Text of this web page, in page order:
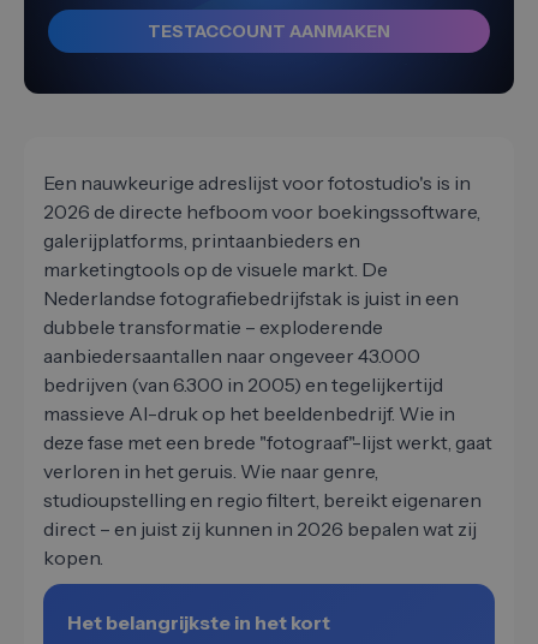
TESTACCOUNT AANMAKEN
Een nauwkeurige adreslijst voor fotostudio's is in
2026 de directe hefboom voor boekingssoftware,
galerijplatforms, printaanbieders en
marketingtools op de visuele markt. De
Nederlandse fotografiebedrijfstak is juist in een
dubbele transformatie – exploderende
aanbiedersaantallen naar ongeveer 43.000
bedrijven (van 6.300 in 2005) en tegelijkertijd
massieve AI-druk op het beeldenbedrijf. Wie in
deze fase met een brede "fotograaf"-lijst werkt, gaat
verloren in het geruis. Wie naar genre,
studioupstelling en regio filtert, bereikt eigenaren
direct – en juist zij kunnen in 2026 bepalen wat zij
kopen.
Het belangrijkste in het kort